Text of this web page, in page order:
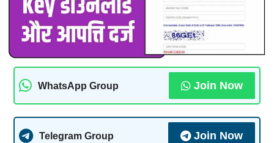
WhatsApp Group Join Now
Telegram Group Join Now